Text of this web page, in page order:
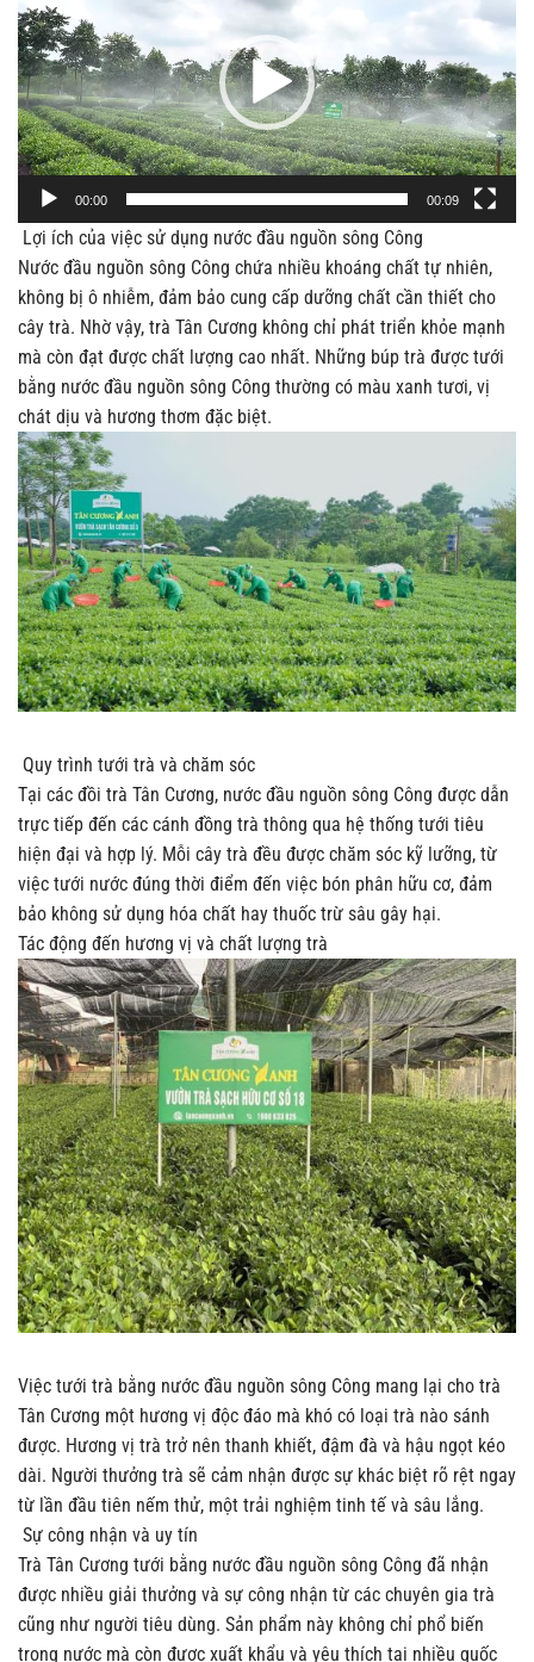
Video
00:00 00:09
Lợi ích của việc sử dụng nước đầu nguồn sông Công
Nước đầu nguồn sông Công chứa nhiều khoáng chất tự nhiên,
không bị ô nhiễm, đảm bảo cung cấp dưỡng chất cần thiết cho
cây trà. Nhờ vậy, trà Tân Cương không chỉ phát triển khỏe mạnh
mà còn đạt được chất lượng cao nhất. Những búp trà được tưới
bằng nước đầu nguồn sông Công thường có màu xanh tươi, vị
chát dịu và hương thơm đặc biệt.
Quy trình tưới trà và chăm sóc
Tại các đồi trà Tân Cương, nước đầu nguồn sông Công được dẫn
trực tiếp đến các cánh đồng trà thông qua hệ thống tưới tiêu
hiện đại và hợp lý. Mỗi cây trà đều được chăm sóc kỹ lưỡng, từ
việc tưới nước đúng thời điểm đến việc bón phân hữu cơ, đảm
bảo không sử dụng hóa chất hay thuốc trừ sâu gây hại.
Tác động đến hương vị và chất lượng trà
Việc tưới trà bằng nước đầu nguồn sông Công mang lại cho trà
Tân Cương một hương vị độc đáo mà khó có loại trà nào sánh
được. Hương vị trà trở nên thanh khiết, đậm đà và hậu ngọt kéo
dài. Người thưởng trà sẽ cảm nhận được sự khác biệt rõ rệt ngay
từ lần đầu tiên nếm thử, một trải nghiệm tinh tế và sâu lắng.
Sự công nhận và uy tín
Trà Tân Cương tưới bằng nước đầu nguồn sông Công đã nhận
được nhiều giải thưởng và sự công nhận từ các chuyên gia trà
cũng như người tiêu dùng. Sản phẩm này không chỉ phổ biến
trong nước mà còn được xuất khẩu và yêu thích tại nhiều quốc